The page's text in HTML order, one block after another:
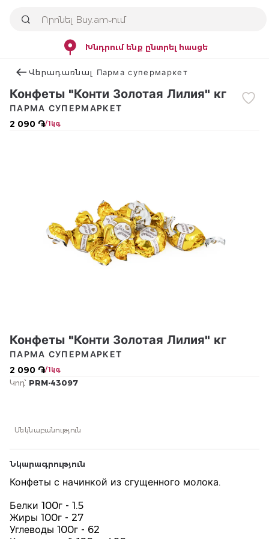
Խնդրում ենք ընտրել հասցե
Վերադառնալ Парма супермаркет
Конфеты "Конти Золотая Лилия" кг
2 090 ֏/ 1կգ
ПАРМА СУПЕРМАРКЕТ
Конфеты "Конти Золотая Лилия" кг
2 090 ֏/ 1կգ
ПАРМА СУПЕРМАРКЕТ
Կոդ՝ PRM-43097
Մեկնաբանություն
Նկարագրություն
Конфеты с начинкой из сгущенного молока.
Белки 100г - 1.5
Жиры 100г - 27
Углеводы 100г - 62